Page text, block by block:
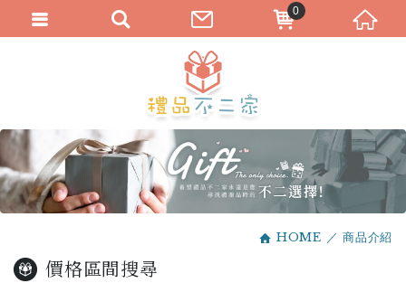
HOME 商品介紹
價格區間搜尋
0